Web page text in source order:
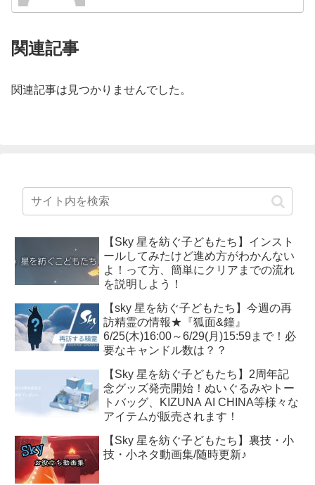
関連記事
関連記事は見つかりませんでした。
【Sky 星を紡ぐ子どもたち】インスト
ールしてみたけど進め方がわかんない
よ！って方、簡単にクリアまでの流れ
を説明しよう！
【sky 星を紡ぐ子どもたち】今週の再
訪精霊の情報★『狐面&鐘』
6/25(木)16:00～6/29(月)15:59まで！必
要なキャンドル数は？？
【Sky 星を紡ぐ子どもたち】2周年記
念グッズ発売開始！ぬいぐるみやトー
トバッグ、KIZUNA AI CHINA等様々な
アイテムが販売されます！
【Sky 星を紡ぐ子どもたち】裏技・小
技・小ネタ動画集/随時更新♪